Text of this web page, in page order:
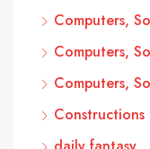
Computers,
Computers,
Computers,
Constructions